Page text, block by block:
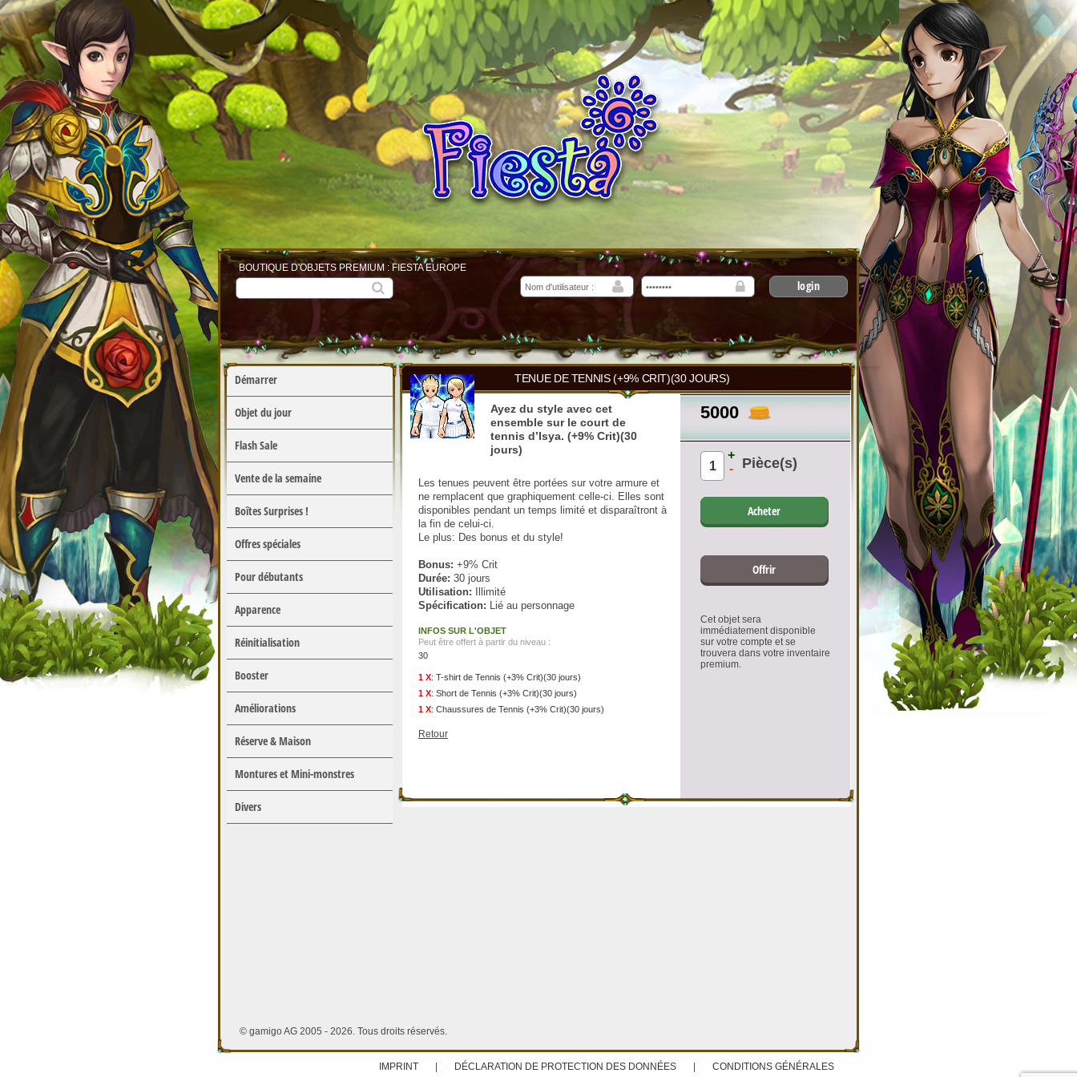
BOUTIQUE D'OBJETS PREMIUM : FIESTA EUROPE
login
Démarrer
Objet du jour
Flash Sale
Vente de la semaine
Boîtes Surprises !
Offres spéciales
Pour débutants
Apparence
Réinitialisation
Booster
Améliorations
Réserve & Maison
Montures et Mini-monstres
Divers
TENUE DE TENNIS (+9% CRIT)(30 JOURS)
5000
Pièce(s)
+
-
Acheter
Offrir
Cet objet sera
immédiatement disponible
sur votre compte et se
trouvera dans votre inventaire
premium.
Ayez du style avec cet
ensemble sur le court de
tennis d’Isya. (+9% Crit)(30
jours)
Les tenues peuvent être portées sur votre armure et
ne remplacent que graphiquement celle-ci. Elles sont
disponibles pendant un temps limité et disparaîtront à
la fin de celui-ci.
Le plus: Des bonus et du style!
Bonus: +9% Crit
Durée: 30 jours
Utilisation: Illimité
Spécification: Lié au personnage
INFOS SUR L'OBJET
Peut être offert à partir du niveau :
30
1 X: T-shirt de Tennis (+3% Crit)(30 jours)
1 X: Short de Tennis (+3% Crit)(30 jours)
1 X: Chaussures de Tennis (+3% Crit)(30 jours)
Retour
© gamigo AG 2005 - 2026. Tous droits réservés.
IMPRINT DÉCLARATION DE PROTECTION DES DONNÉES CONDITIONS GÉNÉRALES